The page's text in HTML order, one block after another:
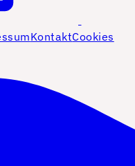
KontaktCookies